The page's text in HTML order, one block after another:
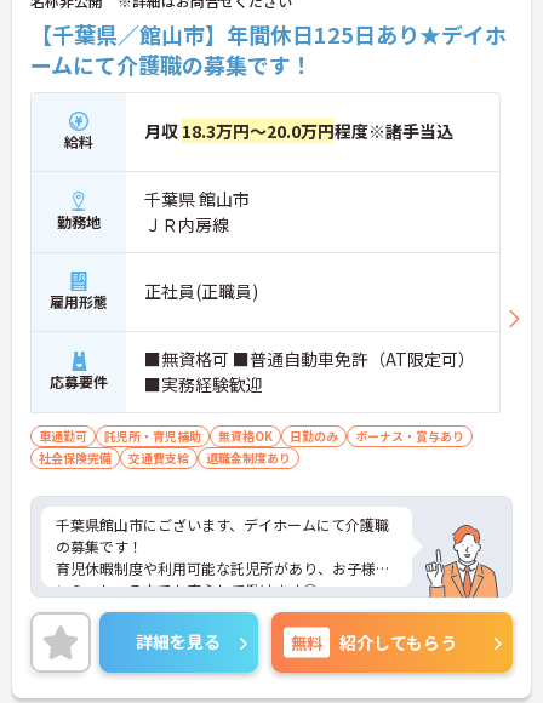
【千葉県／館山市】年間休日125日あり★デイホ
ームにて介護職の募集です！
給料 月収 18.3万円～20.0万円程度※諸手当込
勤務地
千葉県 館山市
ＪＲ内房線
雇用形態 正社員(正職員)
応募要件
■無資格可 ■普通自動車免許（AT限定可）
■実務経験歓迎
車通勤可 託児所・育児補助 無資格OK 日勤のみ
ボーナス・賞与あり
社会保険完備
交通費支給 退職金制度あり
千葉県館山市にございます、デイホームにて介護職
の募集です！
育児休暇制度や利用可能な託児所があり、お子様の
いらっしゃる方でも安心して働けます◎
年間休日も125日としっかりお休みも取得出来るの
で、ワークライフバランスを大切にしたい方にオス
スメです★
ご興味のある方は、マイナビ介護職までお問い合わ
詳細を見る 無料 紹介してもらう